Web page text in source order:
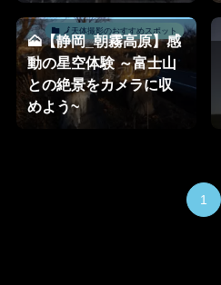
🗾天体撮影のおすすめスポット
🗻【静岡_朝霧高原】感
動の星空体験 ～富士山
との絶景をカメラに収
めよう~
1